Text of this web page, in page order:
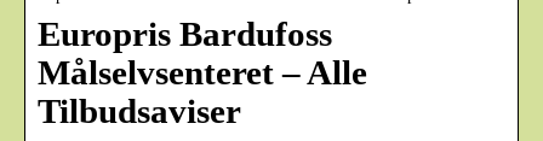
Europris Bardufoss
Målselvsenteret – Alle
Tilbudsaviser